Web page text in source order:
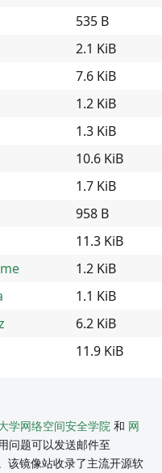
535 B
2.1 KiB
7.6 KiB
1.2 KiB
1.3 KiB
10.6 KiB
1.7 KiB
958 B
11.3 KiB
1.2 KiB
1.1 KiB
6.2 KiB
11.9 KiB
学网络空间安全学院 和 网
问题可以发送邮件至
该镜像站收录了主流开源软